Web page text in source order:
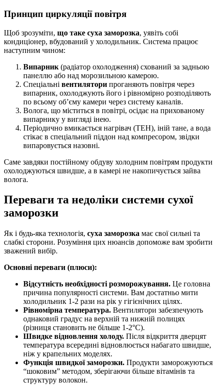
Принцип циркуляції повітря
Щоб зрозуміти, що таке суха заморозка, уявіть собі
кондиціонер, вбудований у холодильник. Система працює
наступним чином:
Випарник (радіатор охолодження) схований за задньою
панеллю або над морозильною камерою.
Спеціальні вентилятори проганяють повітря через
випарник, охолоджують його і рівномірно розподіляють
по всьому об’єму камери через систему каналів.
Волога, що міститься в повітрі, осідає на прихованому
випарнику у вигляді інею.
Періодично вмикається нагрівач (ТЕН), іній тане, а вода
стікає в спеціальний піддон над компресором, звідки
випаровується назовні.
Саме завдяки постійному обдуву холодним повітрям продукти
охолоджуються швидше, а в камері не накопичується зайва
волога.
Переваги та недоліки системи сухої
заморозки
Як і будь-яка технологія, суха заморозка має свої сильні та
слабкі сторони. Розуміння цих нюансів допоможе вам зробити
зважений вибір.
Основні переваги (плюси):
Відсутність необхідності розморожування. Це головна
причина популярності системи. Вам достатньо мити
холодильник 1-2 рази на рік у гігієнічних цілях.
Рівномірна температура. Вентилятори забезпечують
однаковий градус на верхній та нижній полицях
(різниця становить не більше 1-2°C).
Швидке відновлення холоду. Після відкриття дверцят
температура всередині відновлюється набагато швидше,
ніж у крапельних моделях.
Функція швидкої заморозки. Продукти заморожуються
“шоковим” методом, зберігаючи більше вітамінів та
структуру волокон.